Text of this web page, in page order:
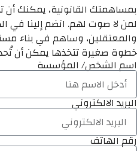
بمساهمتك القانونية، يمكنك
لمن لا صوت لهم. انضم إلينا في
والمعتقلين، وساهم في بناء
خطوة صغيرة تتخذها يمكن أن
اسم الشخص/ المؤسسة
البريد الالكتروني
رقم الهاتف